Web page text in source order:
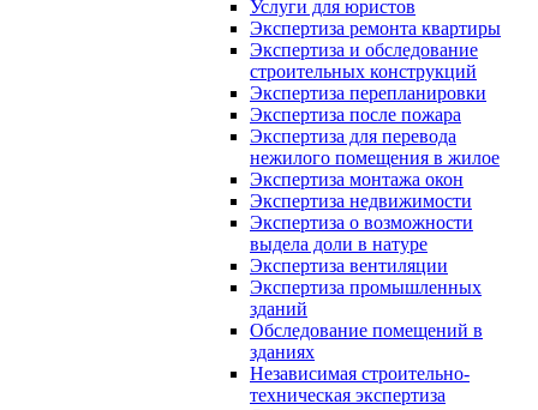
Услуги для юристов
Экспертиза ремонта квартиры
Экспертиза и обследование
строительных конструкций
Экспертиза перепланировки
Экспертиза после пожара
Экспертиза для перевода
нежилого помещения в жилое
Экспертиза монтажа окон
Экспертиза недвижимости
Экспертиза о возможности
выдела доли в натуре
Экспертиза вентиляции
Экспертиза промышленных
зданий
Обследование помещений в
зданиях
Независимая строительно-
техническая экспертиза